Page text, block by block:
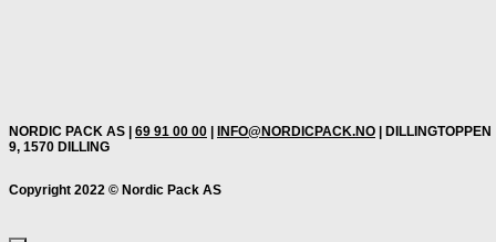
NORDIC PACK AS | 69 91 00 00 | INFO@NORDICPACK.NO | DILLINGTOPPEN
9, 1570 DILLING
Copyright 2022 © Nordic Pack AS